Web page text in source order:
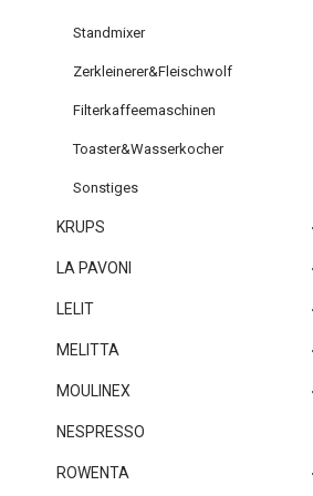
Standmixer
Zerkleinerer&Fleischwolf
Filterkaffeemaschinen
Toaster&Wasserkocher
Sonstiges
KRUPS
LA PAVONI
LELIT
MELITTA
MOULINEX
NESPRESSO
ROWENTA